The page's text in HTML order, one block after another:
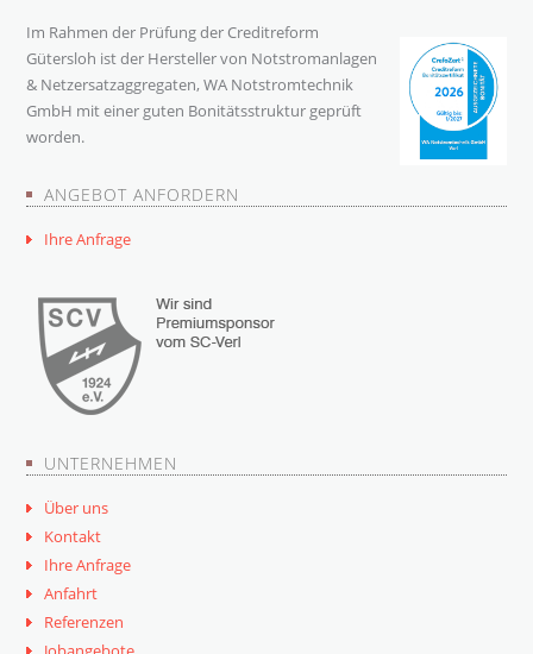
Im Rahmen der Prüfung der Creditreform
Gütersloh ist der Hersteller von Notstromanlagen
& Netzersatzaggregaten, WA Notstromtechnik
GmbH mit einer guten Bonitätsstruktur geprüft
worden.
ANGEBOT ANFORDERN
Ihre Anfrage
UNTERNEHMEN
Über uns
Kontakt
Ihre Anfrage
Anfahrt
Referenzen